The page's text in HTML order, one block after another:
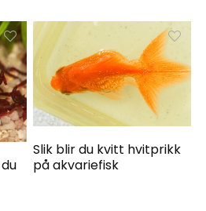
Slik blir du kvitt hvitprikk
på akvariefisk